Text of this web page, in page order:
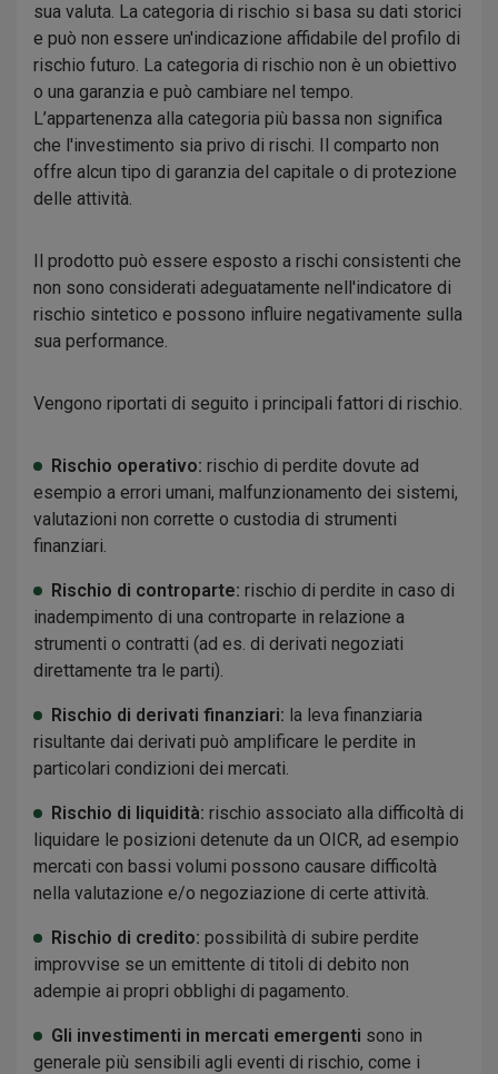
sua valuta. La categoria di rischio si basa su dati storici
e può non essere un'indicazione affidabile del profilo di
rischio futuro. La categoria di rischio non è un obiettivo
o una garanzia e può cambiare nel tempo.
L’appartenenza alla categoria più bassa non significa
che l'investimento sia privo di rischi. Il comparto non
offre alcun tipo di garanzia del capitale o di protezione
delle attività.
Il prodotto può essere esposto a rischi consistenti che
non sono considerati adeguatamente nell'indicatore di
rischio sintetico e possono influire negativamente sulla
sua performance.
Vengono riportati di seguito i principali fattori di rischio.
Rischio operativo: rischio di perdite dovute ad
esempio a errori umani, malfunzionamento dei sistemi,
valutazioni non corrette o custodia di strumenti
finanziari.
Rischio di controparte: rischio di perdite in caso di
inadempimento di una controparte in relazione a
strumenti o contratti (ad es. di derivati negoziati
direttamente tra le parti).
Rischio di derivati finanziari: la leva finanziaria
risultante dai derivati può amplificare le perdite in
particolari condizioni dei mercati.
Rischio di liquidità: rischio associato alla difficoltà di
liquidare le posizioni detenute da un OICR, ad esempio
mercati con bassi volumi possono causare difficoltà
nella valutazione e/o negoziazione di certe attività.
Rischio di credito: possibilità di subire perdite
improvvise se un emittente di titoli di debito non
adempie ai propri obblighi di pagamento.
Gli investimenti in mercati emergenti sono in
generale più sensibili agli eventi di rischio, come i